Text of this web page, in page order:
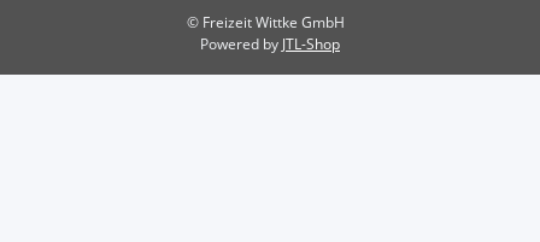
© Freizeit Wittke GmbH
Powered by JTL-Shop